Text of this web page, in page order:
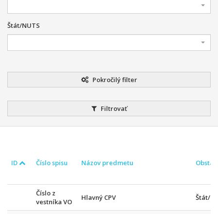
Štát/NUTS
Pokročilý filter
Filtrovať
ID Číslo spisu Názov predmetu
Číslo z
vestníka VO
Hlavný CPV Štát/